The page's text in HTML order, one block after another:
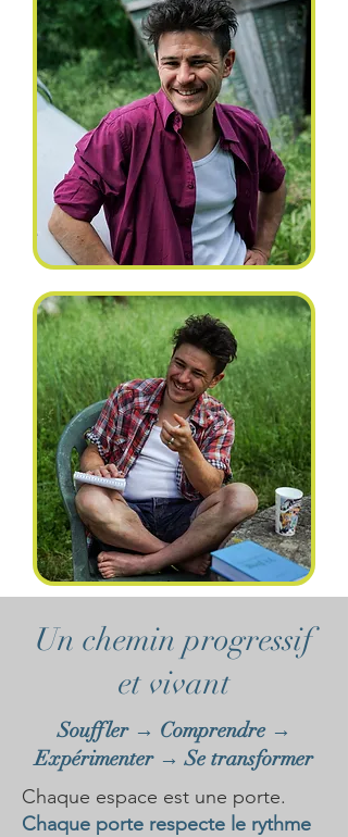
Un chemin progressif
et vivant
Souffler → Comprendre →
Expérimenter → Se transformer
Chaque espace est une porte.
Chaque porte respecte le rythme